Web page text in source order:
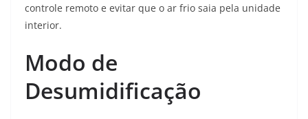
controle remoto e evitar que o ar frio saia pela unidade
interior.
Modo de
Desumidificação